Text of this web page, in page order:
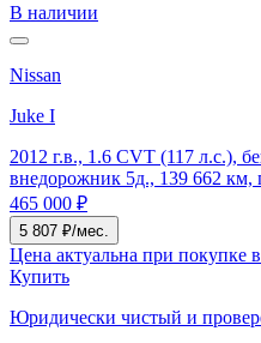
В наличии
Nissan
Juke I
2012 г.в., 1.6 CVT (117 л.с.),
внедорожник 5д., 139 662 км,
465 000 ₽
5 807 ₽/мес.
Цена актуальна при покупке
Купить
Юридически чистый и